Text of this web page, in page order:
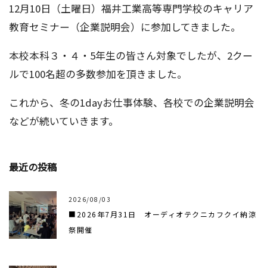
12月10日（土曜日）福井工業高等専門学校のキャリア
教育セミナー（企業説明会）に参加してきました。
本校本科３・４・5年生の皆さん対象でしたが、2クー
ルで100名超の多数参加を頂きました。
これから、冬の1dayお仕事体験、各校での企業説明会
などが続いていきます。
最近の投稿
2026/08/03
■2026年7月31日 オーディオテクニカフクイ納涼
祭開催